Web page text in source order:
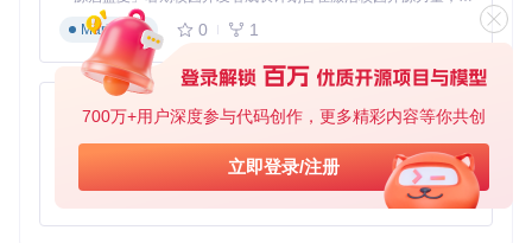
700万+用户深度参与代码创作，更多精彩内容等你共创
立即登录/注册
第二步：配置虚拟环境
# 创建虚拟环境
# 激活环境（Linux/macOS）
# 激活环境（Windows）
# 安装依赖
Markdown
0 1
py-xiaozhi
基于Python的Xiaozhi AI，适用于想要完整Xiaozhi体验而无需拥有专用硬件的用户。
Python
0 1